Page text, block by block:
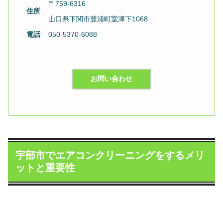
住所
〒759-6316
山口県下関市豊浦町室津下1068
電話
050-5370-6088
お問い合わせ
宇部市でエアコンクリーニングをするメリ
ットと重要性